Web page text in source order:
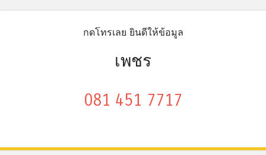
กดโทรเลย ยินดีให้ข้อมูล
เพชร
081 451 7717